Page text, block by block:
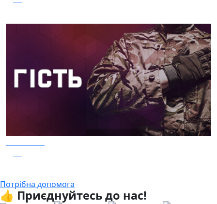
Потрібна допомога
👍 Приєднуйтесь до нас!